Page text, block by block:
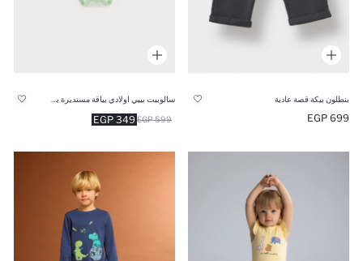
بنطلون بيكة قصة عادية
699 EGP
349 EGP 599 EGP